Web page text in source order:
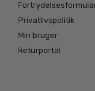
Privatlivspolitik
Min bruger
Returportal